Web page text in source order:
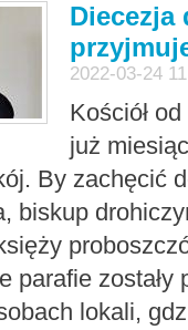
Diecezja
2022-03-24
Kościół
już
By zachęcić
biskup
parafie zostały
lokali,